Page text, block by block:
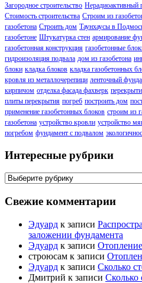
Загородное строительство Нерадиоактивный
Стоимость строительства Строим из
газобетона Строить дом Таунхаусы в
газобетоне Штукатурка стен армирование
газобетонная конструкция газобетонные
гидроизоляция подвала дом из газобетона
блоки кладка блоков кладка газобетонных
кровля из металлочерепици ленточный
кирпичом отделка фасада фахверк
плиты перекрытия погреб построить дом
применение газобетонных блоков строим из
газобетона устройство кровли устройство
погребом фундамент с подвалом
Интересные рубрики
Интересные
Свежие комментарии
Эдуард к записи
заложении фундамента
Эдуард к записи
строюсам к записи
Эдуард к записи Сколько
Дмитрий к записи Сколько